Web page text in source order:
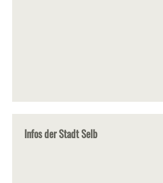
Infos der Stadt Selb